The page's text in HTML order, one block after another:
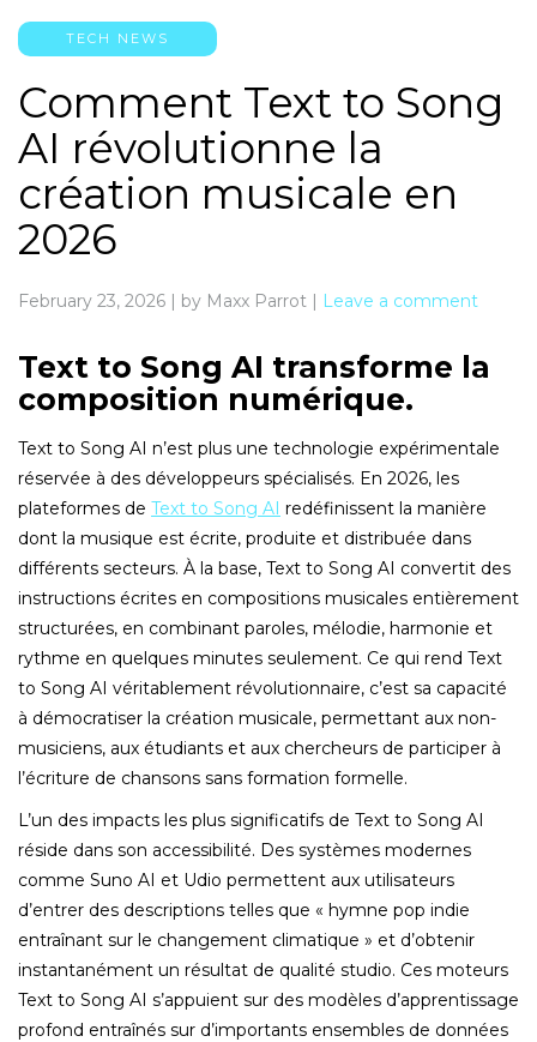
TECH NEWS
Comment Text to Song
AI révolutionne la
création musicale en
2026
February 23, 2026 | by Maxx Parrot | Leave a comment
Text to Song AI transforme la
composition numérique.
Text to Song AI n’est plus une technologie expérimentale
réservée à des développeurs spécialisés. En 2026, les
plateformes de Text to Song AI redéfinissent la manière
dont la musique est écrite, produite et distribuée dans
différents secteurs. À la base, Text to Song AI convertit des
instructions écrites en compositions musicales entièrement
structurées, en combinant paroles, mélodie, harmonie et
rythme en quelques minutes seulement. Ce qui rend Text
to Song AI véritablement révolutionnaire, c’est sa capacité
à démocratiser la création musicale, permettant aux non-
musiciens, aux étudiants et aux chercheurs de participer à
l’écriture de chansons sans formation formelle.
L’un des impacts les plus significatifs de Text to Song AI
réside dans son accessibilité. Des systèmes modernes
comme Suno AI et Udio permettent aux utilisateurs
d’entrer des descriptions telles que « hymne pop indie
entraînant sur le changement climatique » et d’obtenir
instantanément un résultat de qualité studio. Ces moteurs
Text to Song AI s’appuient sur des modèles d’apprentissage
profond entraînés sur d’importants ensembles de données